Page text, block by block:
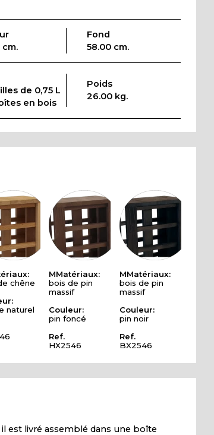
cm.
Fond
58.00 cm.
de 0,75 L
en bois
Poids
26.00 kg.
chêne
naturel
MMatériaux:
bois de pin
massif
Couleur:
pin foncé
Ref.
HX2546
MMatériaux:
bois de pin
massif
Couleur:
pin noir
Ref.
BX2546
est livré assemblé dans une boîte